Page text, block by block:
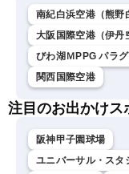
南紀白浜空港（熊野
大阪国際空港（伊丹
びわ湖ＭPPG パラ
関西国際空港
注目のお出かけス
阪神甲子園球場
ユニバーサル・スタ